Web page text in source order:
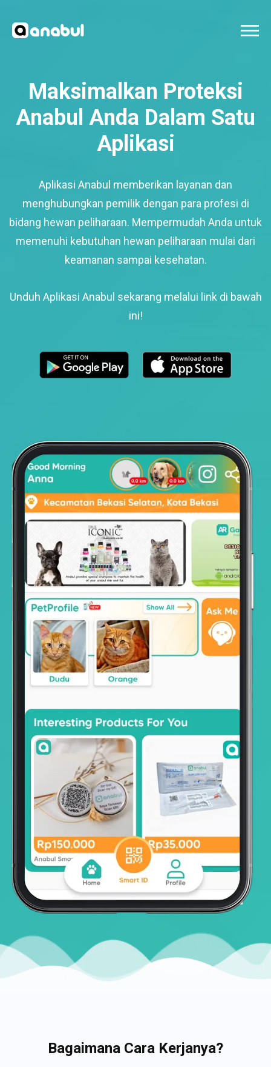
Maksimalkan Proteksi
Anabul Anda Dalam Satu
Aplikasi
Aplikasi Anabul memberikan layanan dan
menghubungkan pemilik dengan para profesi di
bidang hewan peliharaan. Mempermudah Anda untuk
memenuhi kebutuhan hewan peliharaan mulai dari
keamanan sampai kesehatan.
Unduh Aplikasi Anabul sekarang melalui link di bawah
ini!
Bagaimana Cara Kerjanya?